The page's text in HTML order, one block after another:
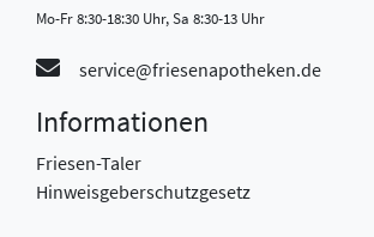
Mo-Fr 8:30-18:30 Uhr, Sa 8:30-13 Uhr
service@friesenapotheken.de
Informationen
Friesen-Taler
Hinweisgeberschutzgesetz